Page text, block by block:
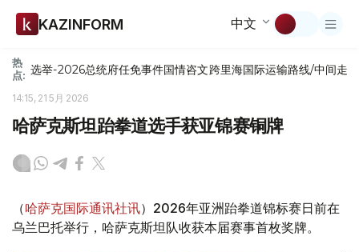
KAZINFORM 中文
热
点: 选举-2026总统府任免事件国情咨文跨里海国际运输路线/中间走廊
14:15, 21 5月 2026
哈萨克斯坦跆拳道选手获亚锦赛铜牌
（哈萨克国际通讯社讯）2026年亚洲跆拳道锦标赛日前在
乌兰巴托举行，哈萨克斯坦队收获本届赛事首枚奖牌。